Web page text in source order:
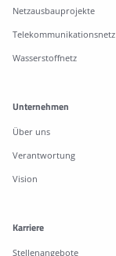
Netzausbauprojekte
Telekommunikationsnetz
Wasserstoffnetz
Unternehmen
Über uns
Verantwortung
Vision
Karriere
Stellenangebote